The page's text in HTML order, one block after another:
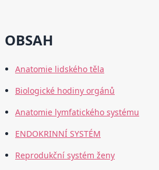
OBSAH
Anatomie lidského těla
Biologické hodiny orgánů
Anatomie lymfatického systému
ENDOKRINNÍ SYSTÉM
Reprodukční systém ženy